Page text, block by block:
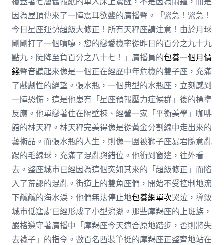
因為屋頂傳來了一陣震耳欲聾的廣播聲。「緊急！緊急！
今日星座運勢超級大修正！所有天秤座請注意！由於月球
剛剛打了一個噴嚏，您的戀愛機率從昨日的百分之九十九
點九，陡降至負百分之八十七！」廣播員的包養一個月價
錢聲音聽起來像是一個正在經歷中年危機的雙子座，充滿
了戲劇性的絕望。張水瓶，一個典型的水瓶座，立刻感到
一陣恐慌，這是他患有「星座預報壓力症候群」後的標準
反應。他單戀著住在隔壁棟、經營一家「平衡美學」咖啡
館的林天秤。林天秤完美得像是從黃金分割線中走出來的
藝術品。而張水瓶的人生，則像一團被獅子座暴君隨意亂
踢的毛線球，充滿了混亂與錯位。他衝到窗邊，往外看
去。整座城市已經因為這個突如其來的「超級修正」而陷
入了荒謬的混亂。街道上的雙魚座們，開始不受控制地流
下鹹鹹的海水淚，他們無法停止地包養網單次哭泣，導致
城市低窪處已經形成了小型潟湖。那些摩羯座的上班族，
嚴格遵守著廣播中「摩羯座今天適合原地踏步，否則將失
去襪子」的指令。數百名西裝筆挺的摩羯座正整齊地站在